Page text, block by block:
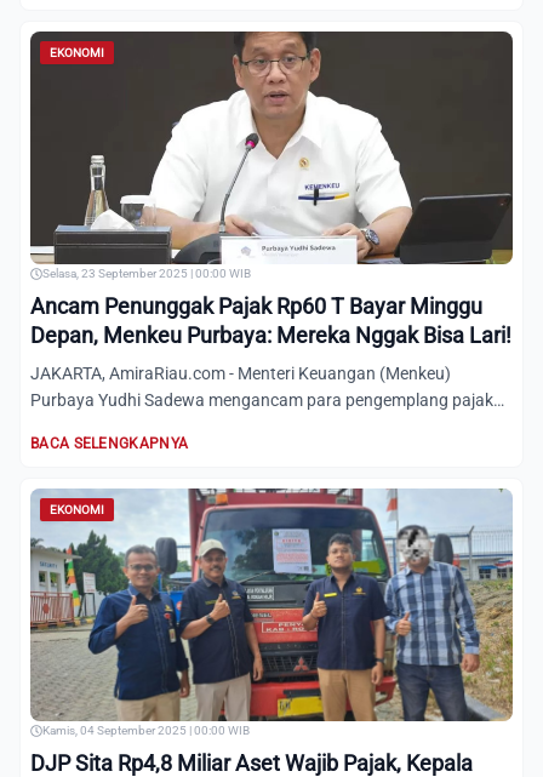
EKONOMI
Selasa, 23 September 2025 | 00:00 WIB
Ancam Penunggak Pajak Rp60 T Bayar Minggu
Depan, Menkeu Purbaya: Mereka Nggak Bisa Lari!
JAKARTA, AmiraRiau.com - Menteri Keuangan (Menkeu)
Purbaya Yudhi Sadewa mengancam para pengemplang pajak
BACA SELENGKAPNYA
EKONOMI
Kamis, 04 September 2025 | 00:00 WIB
DJP Sita Rp4,8 Miliar Aset Wajib Pajak, Kepala